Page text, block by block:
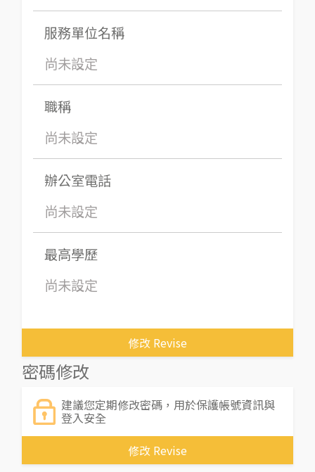
服務單位名稱
尚未設定
職稱
尚未設定
辦公室電話
尚未設定
最高學歷
尚未設定
修改 Revise
密碼修改
建議您定期修改密碼，用於保護帳號資訊與
登入安全
修改 Revise